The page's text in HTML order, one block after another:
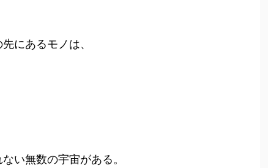
にあるモノは、
い無数の宇宙がある。